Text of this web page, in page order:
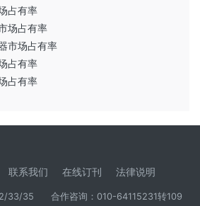
占有率
场占有率
市场占有率
占有率
占有率
联系我们 在线订刊 法律说明
33/35 合作咨询：010-64115231转109